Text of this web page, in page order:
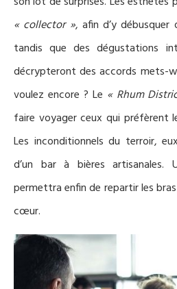
« collector », afin d’y débusquer
tandis que desdégustations
décrypteront des accords mets-
voulez encore ? Le « Rhum
faire voyager ceux qui préfèrent
Les inconditionnels du terroir,
d’un bar à bières artisanales.
permettra enfin de repartir les
cœur.